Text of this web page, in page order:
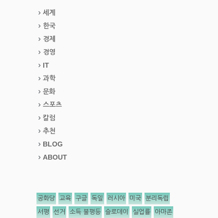
세계
한국
경제
경영
IT
과학
문화
스포츠
칼럼
추천
BLOG
ABOUT
공화당 교육 구글 독일 러시아 미국 분리독립
서평 선거 소득 불평등 슬로데이 실업률 아마존